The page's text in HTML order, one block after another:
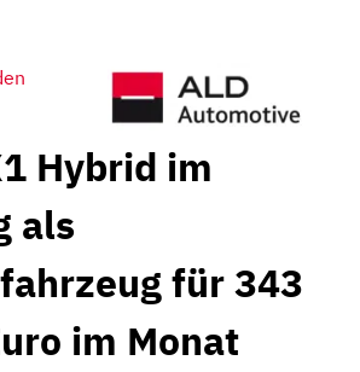
Hybrid im
als
für 343
im Monat